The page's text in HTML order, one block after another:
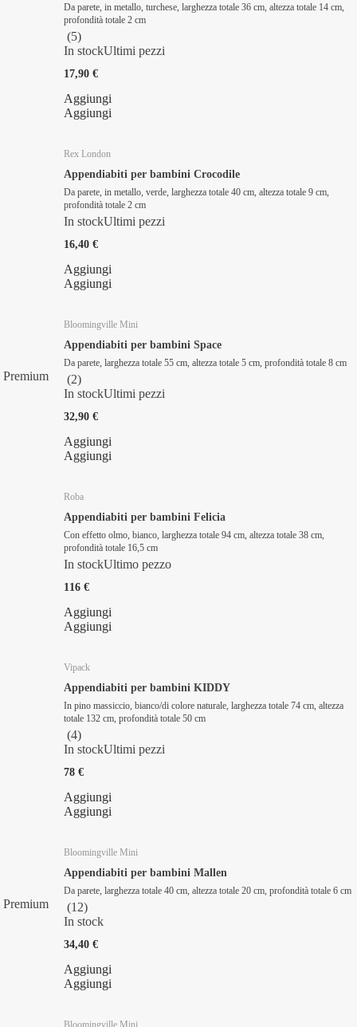
Da parete, in metallo, turchese, larghezza totale 36 cm, altezza totale 14 cm,
profondità totale 2 cm
(5)
In stockUltimi pezzi
17,90 €
Aggiungi
Aggiungi
Rex London
Appendiabiti per bambini Crocodile
Da parete, in metallo, verde, larghezza totale 40 cm, altezza totale 9 cm,
profondità totale 2 cm
In stockUltimi pezzi
16,40 €
Aggiungi
Aggiungi
Premium
Bloomingville Mini
Appendiabiti per bambini Space
Da parete, larghezza totale 55 cm, altezza totale 5 cm, profondità totale 8 cm
(2)
In stockUltimi pezzi
32,90 €
Aggiungi
Aggiungi
Roba
Appendiabiti per bambini Felicia
Con effetto olmo, bianco, larghezza totale 94 cm, altezza totale 38 cm,
profondità totale 16,5 cm
In stockUltimo pezzo
116 €
Aggiungi
Aggiungi
Vipack
Appendiabiti per bambini KIDDY
In pino massiccio, bianco/di colore naturale, larghezza totale 74 cm, altezza
totale 132 cm, profondità totale 50 cm
(4)
In stockUltimi pezzi
78 €
Aggiungi
Aggiungi
Premium
Bloomingville Mini
Appendiabiti per bambini Mallen
Da parete, larghezza totale 40 cm, altezza totale 20 cm, profondità totale 6 cm
(12)
In stock
34,40 €
Aggiungi
Aggiungi
Bloomingville Mini